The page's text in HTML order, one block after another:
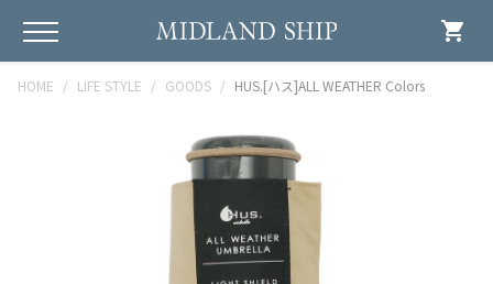
shopping_cart
HOME LIFE STYLE GOODS HUS.[ハス]ALL WEATHER Colors